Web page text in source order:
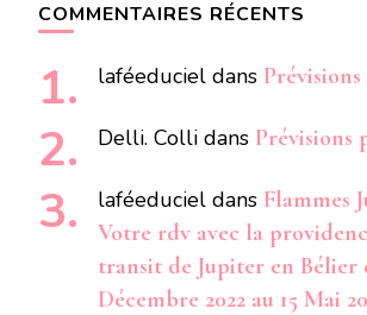
COMMENTAIRES RÉCENTS
laféeduciel dans
Delli. Colli dans Prévisions
laféeduciel dans Flammes
Votre rdv avec la
transit de Jupiter en Bélier
Décembre 2022 au 15 Mai